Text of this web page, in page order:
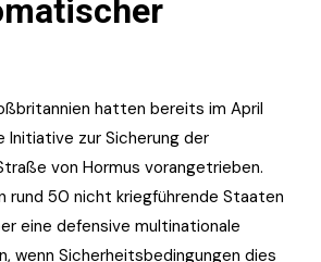
hatten bereits im April
Initiative zur Sicherung der
von Hormus vorangetrieben.
rund 50 nicht kriegführende Staaten
eine defensive multinationale
wenn Sicherheitsbedingungen dies